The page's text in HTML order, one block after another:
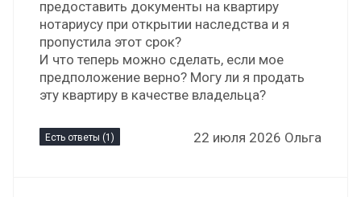
предоставить документы на квартиру
нотариусу при открытии наследства и я
пропустила этот срок?
И что теперь можно сделать, если мое
предположение верно? Могу ли я продать
эту квартиру в качестве владельца?
Есть ответы (1) 22 июля 2026 Ольга